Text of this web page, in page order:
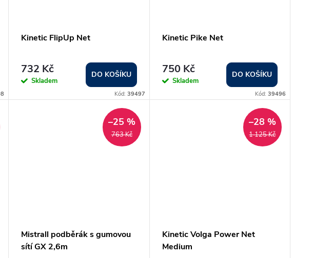
Kinetic FlipUp Net
732 Kč
Skladem
DO KOŠÍKU
Kód: 39497
Kinetic Pike Net
750 Kč
Skladem
DO KOŠÍKU
Kód: 39496
763 Kč
–25 %
Mistrall podběrák s gumovou
sítí GX 2,6m
1 125 Kč
–28 %
Kinetic Volga Power Net
Medium